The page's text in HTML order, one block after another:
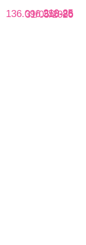
210-25
136.096.358-86
31/05/2026